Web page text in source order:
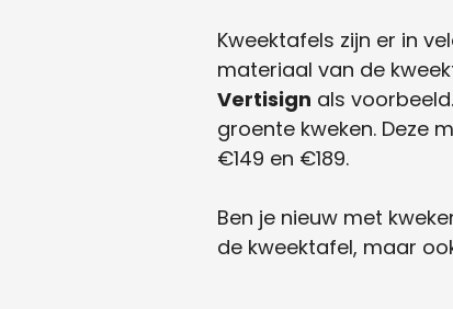
Kweektafels zijn er in
materiaal van de
Vertisign als
groente kweken. Deze
€149 en €189.
Ben je nieuw met
de kweektafel, maar